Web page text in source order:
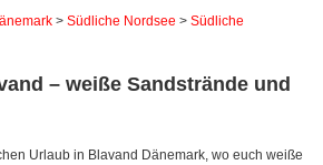
> Südliche Nordsee > Südliche
– weiße Sandstrände und
Urlaub in Blavand Dänemark, wo euch weiße